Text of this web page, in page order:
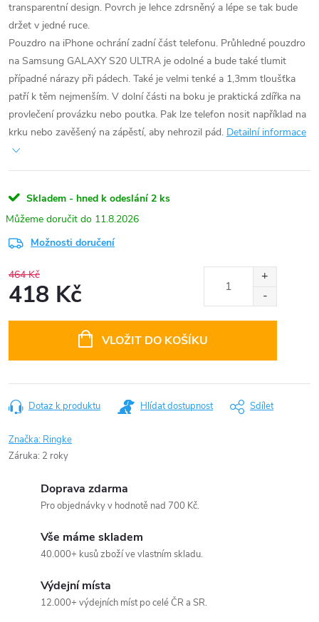
transparentní design. Povrch je lehce zdrsněný a lépe se tak bude
držet v jedné ruce.
Pouzdro na iPhone ochrání zadní část telefonu. Průhledné pouzdro
na Samsung GALAXY S20 ULTRA je odolné a bude také tlumit
případné nárazy při pádech. Také je velmi tenké a 1,3mm tloušťka
patří k těm nejmenším. V dolní části na boku je praktická zdířka na
provlečení provázku nebo poutka. Pak lze telefon nosit například na
krku nebo zavěšený na zápěstí, aby nehrozil pád. Detailní informace
Skladem - hned k odeslání 2 ks
11.8.2026
Možnosti doručení
464 Kč
418 Kč
VLOŽIT DO KOŠÍKU
Dotaz k produktu Hlídat dostupnost Sdílet
Značka: Ringke
Záruka: 2 roky
Doprava zdarma
Pro objednávky v hodnotě nad 700 Kč.
Vše máme skladem
40.000+ kusů zboží ve vlastním skladu.
Výdejní místa
12.000+ výdejních míst po celé ČR a SR.